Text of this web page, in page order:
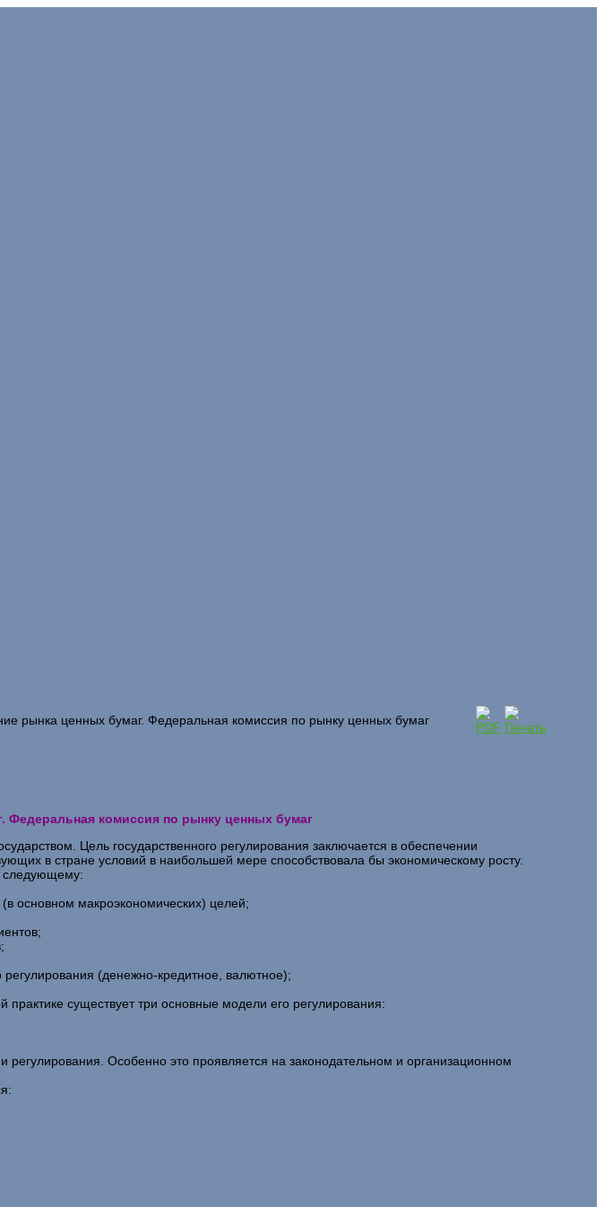
ценных бумаг. Федеральная комиссия по рынку ценных бумаг
Федеральная комиссия по рынку ценных бумаг
Цель государственного регулирования заключается в обеспечении
в стране условий в наибольшей мере способствовала бы экономическому росту.
следующему:
основном макроэкономических) целей;
регулирования (денежно-кредитное, валютное);
существует три основные модели его регулирования:
Особенно это проявляется на законодательном и организационном